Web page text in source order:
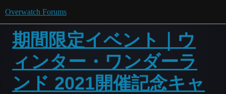
Overwatch Forums
期間限定イベント｜ウ
ィンター・ワンダーラ
ンド 2021開催記念キャ